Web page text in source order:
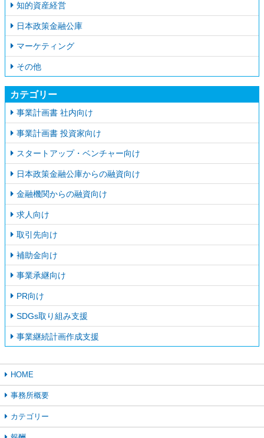
知的資産経営
日本政策金融公庫
マーケティング
その他
カテゴリー
事業計画書 社内向け
事業計画書 投資家向け
スタートアップ・ベンチャー向け
日本政策金融公庫からの融資向け
金融機関からの融資向け
求人向け
取引先向け
補助金向け
事業承継向け
PR向け
SDGs取り組み支援
事業継続計画作成支援
HOME
事務所概要
カテゴリー